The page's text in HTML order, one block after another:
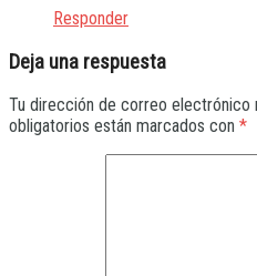
Responder
Deja una respuesta
Tu dirección de correo electrónico
obligatorios están marcados con *